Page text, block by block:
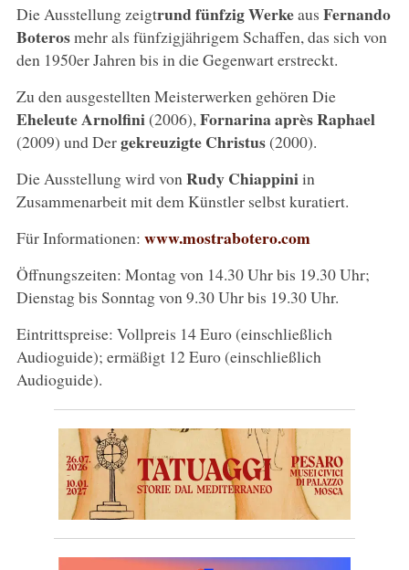
Die Ausstellung zeigtrund fünfzig Werkeaus Fernando
Boterosmehr als fünfzigjährigem Schaffen, das sich von
den 1950er Jahren bis in die Gegenwart erstreckt.
Zu den ausgestellten Meisterwerken gehören Die
Eheleute Arnolfini(2006), Fornarina après Raphael
(2009) und Dergekreuzigte Christus(2000).
Die Ausstellung wird von Rudy Chiappiniin
Zusammenarbeit mit dem Künstler selbst kuratiert.
Für Informationen: www.mostrabotero.com
Öffnungszeiten: Montag von 14.30 Uhr bis 19.30 Uhr;
Dienstag bis Sonntag von 9.30 Uhr bis 19.30 Uhr.
Eintrittspreise: Vollpreis 14 Euro (einschließlich
Audioguide); ermäßigt 12 Euro (einschließlich
Audioguide).